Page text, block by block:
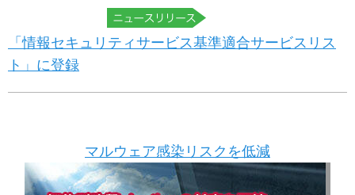
「情報セキュリティサービス基準適合サービスリス
ト」に登録
マルウェア感染リスクを低減